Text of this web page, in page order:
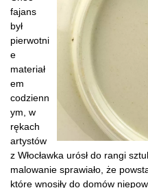
fajans
był
pierwotni
e
materiał
em
codzienn
ym, w
rękach
artystów
z Włocławka urósł do rangi
malowanie sprawiało, że
które wnosiły do domów